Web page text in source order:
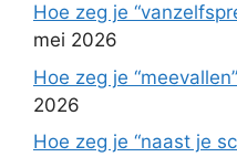
Hoe zeg je
mei 2026
Hoe zeg je
2026
Hoe zeg je “naast je